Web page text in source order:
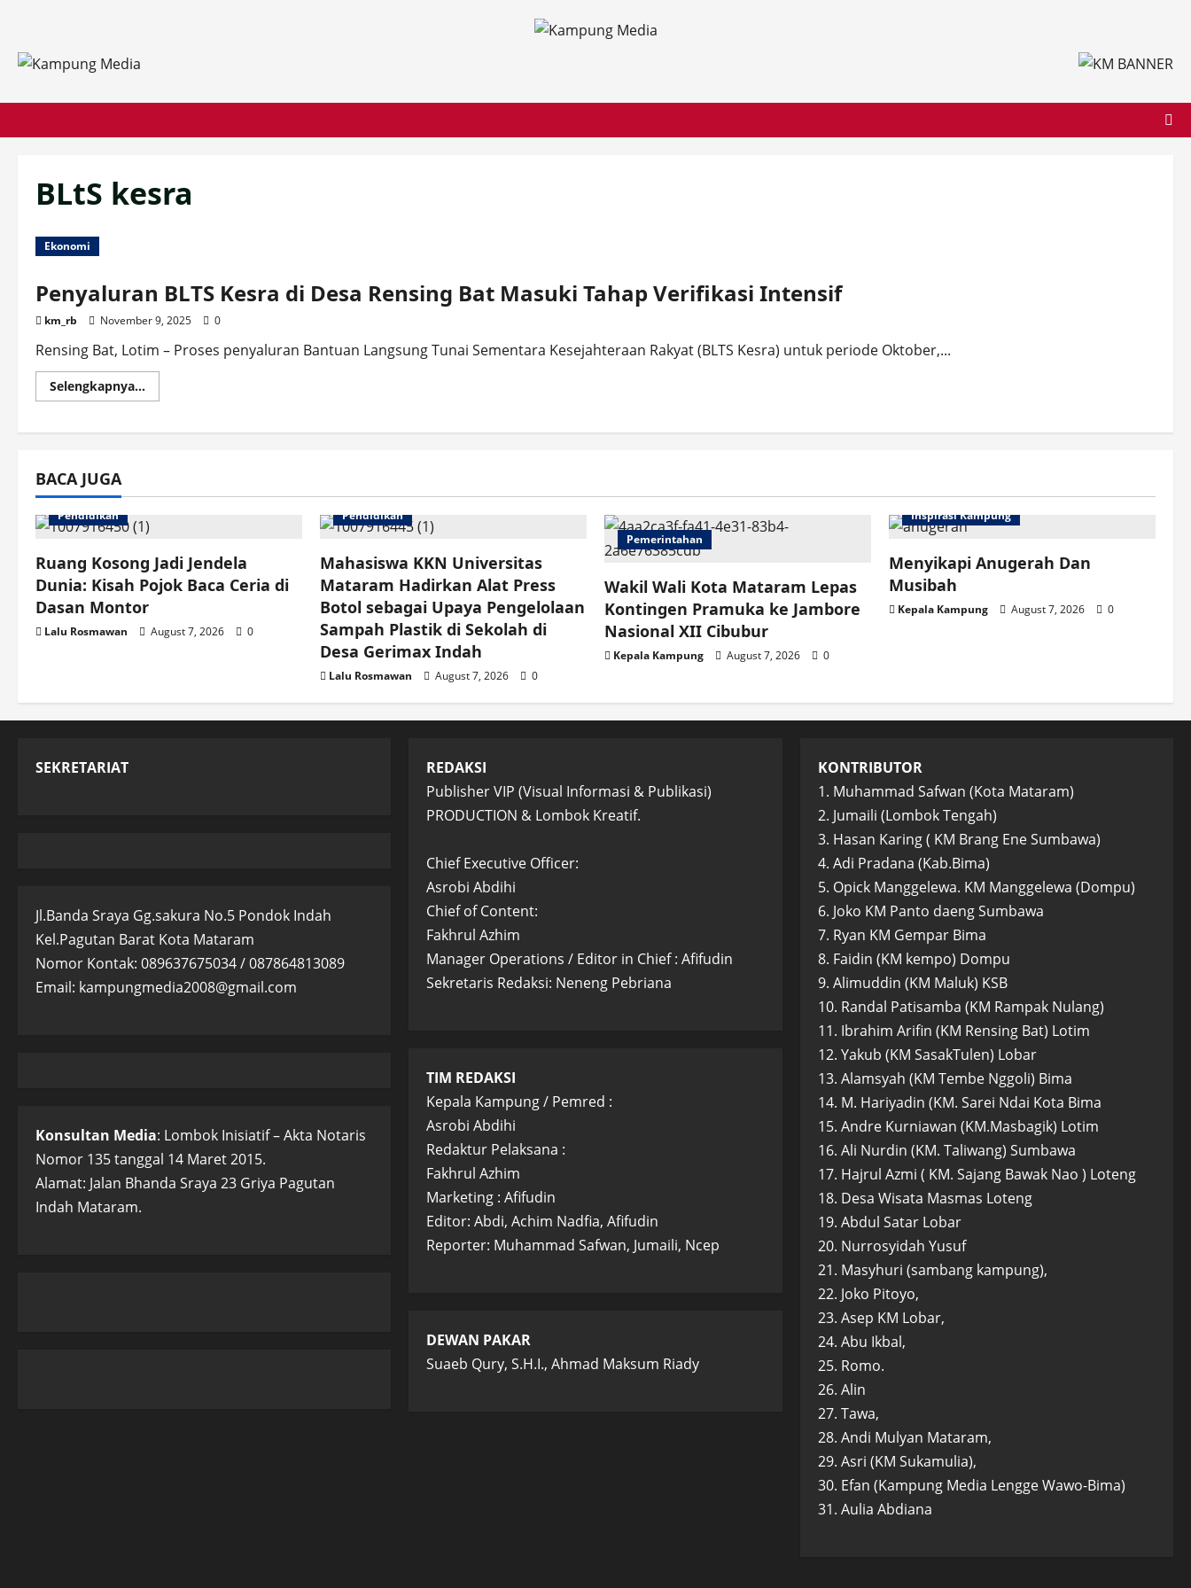
content
BLtS kesra
Ekonomi
Penyaluran BLTS Kesra di Desa Rensing Bat Masuki Tahap Verifikasi Intensif
km_rb November 9, 2025 0
Rensing Bat, Lotim – Proses penyaluran Bantuan Langsung Tunai Sementara Kesejahteraan Rakyat (BLTS Kesra) untuk periode Oktober,...
Selengkapnya...Read
more
BLTS
Bat
Tahap
Verifikasi
BACA JUGA
Pendidikan
Ruang Kosong Jadi Jendela
Dunia: Kisah Pojok Baca Ceria di
Dasan Montor
Lalu Rosmawan August 7, 2026 0
Pendidikan
Mahasiswa KKN Universitas
Mataram Hadirkan Alat Press
Botol sebagai Upaya Pengelolaan
Sampah Plastik di Sekolah di
Desa Gerimax Indah
Lalu Rosmawan August 7, 2026 0
Pemerintahan
Wakil Wali Kota Mataram Lepas
Kontingen Pramuka ke Jambore
Nasional XII Cibubur
Kepala Kampung August 7, 2026 0
Inspirasi Kampung
Menyikapi Anugerah Dan
Musibah
Kepala Kampung August 7, 2026 0
SEKRETARIAT
Jl.Banda Sraya Gg.sakura No.5 Pondok Indah
Kel.Pagutan Barat Kota Mataram
Nomor Kontak: 089637675034 / 087864813089
Email: kampungmedia2008@gmail.com
Konsultan Media: Lombok Inisiatif – Akta Notaris
Nomor 135 tanggal 14 Maret 2015.
Alamat: Jalan Bhanda Sraya 23 Griya Pagutan
Indah Mataram.
REDAKSI
Publisher VIP (Visual Informasi & Publikasi)
PRODUCTION & Lombok Kreatif.
Chief Executive Officer:
Asrobi Abdihi
Chief of Content:
Fakhrul Azhim
Manager Operations / Editor in Chief : Afifudin
Sekretaris Redaksi: Neneng Pebriana
TIM REDAKSI
Kepala Kampung / Pemred :
Asrobi Abdihi
Redaktur Pelaksana :
Fakhrul Azhim
Marketing : Afifudin
Editor: Abdi, Achim Nadfia, Afifudin
Reporter: Muhammad Safwan, Jumaili, Ncep
DEWAN PAKAR
Suaeb Qury, S.H.I., Ahmad Maksum Riady
KONTRIBUTOR
1. Muhammad Safwan (Kota Mataram)
2. Jumaili (Lombok Tengah)
3. Hasan Karing ( KM Brang Ene Sumbawa)
4. Adi Pradana (Kab.Bima)
5. Opick Manggelewa. KM Manggelewa (Dompu)
6. Joko KM Panto daeng Sumbawa
7. Ryan KM Gempar Bima
8. Faidin (KM kempo) Dompu
9. Alimuddin (KM Maluk) KSB
10. Randal Patisamba (KM Rampak Nulang)
11. Ibrahim Arifin (KM Rensing Bat) Lotim
12. Yakub (KM SasakTulen) Lobar
13. Alamsyah (KM Tembe Nggoli) Bima
14. M. Hariyadin (KM. Sarei Ndai Kota Bima
15. Andre Kurniawan (KM.Masbagik) Lotim
16. Ali Nurdin (KM. Taliwang) Sumbawa
17. Hajrul Azmi ( KM. Sajang Bawak Nao ) Loteng
18. Desa Wisata Masmas Loteng
19. Abdul Satar Lobar
20. Nurrosyidah Yusuf
21. Masyhuri (sambang kampung),
22. Joko Pitoyo,
23. Asep KM Lobar,
24. Abu Ikbal,
25. Romo.
26. Alin
27. Tawa,
28. Andi Mulyan Mataram,
29. Asri (KM Sukamulia),
30. Efan (Kampung Media Lengge Wawo-Bima)
31. Aulia Abdiana